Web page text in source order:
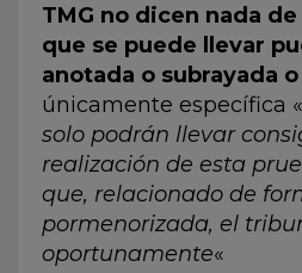
TMG no dicen nada
que se puede llevar
anotada o subrayada
únicamente específica «
solo podrán llevar
realización de esta
que, relacionado de
pormenorizada, el
oportunamente«